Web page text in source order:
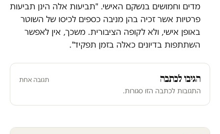
מדים וחמושים בנשקם האישי. "תביעות אלה הינן תביעות
פרטיות אשר זכיה בהן מניבה כספים לכיסו של השוטר
באופן אישי, ולא לקופה הציבורית. משכך, אין לאפשר
השתתפות בדיונים כאלה בזמן תפקיד".
הגיבו לכתבה תגובה אחת
התגובות לכתבה הזו סגורות.